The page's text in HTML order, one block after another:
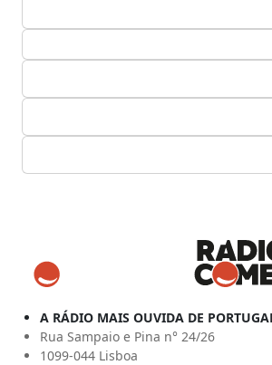
A RÁDIO MAIS OUVIDA DE
Rua Sampaio e Pina n° 24/26
1099-044 Lisboa